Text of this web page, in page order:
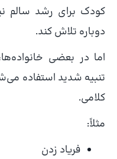
کودک برای رشد سالم
دوباره تلاش کند.
اما در بعضی
تنبیه شدید استفاده
کلامی.
مثلاً:
فریاد زدن